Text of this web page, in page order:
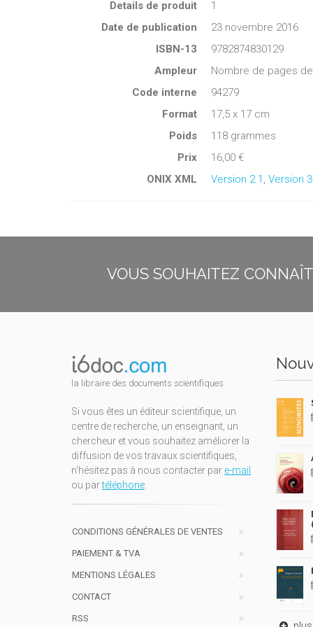
Details de produit
1
Date de publication
23 novembre 2016
ISBN-13
9782874830129
Ampleur
Nombre de pages
Code interne
94279
Format
17,5 x 17 cm
Poids
118 grammes
Prix
16,00 €
ONIX XML
Version 2.1 Version 3
VOUS SOUHAITEZ
la libraire des documents scientifiques
Si vous êtes un éditeur scientifique, un
centre de recherche, un enseignant, un
chercheur et vous souhaitez améliorer la
diffusion de vos travaux scientifiques,
n'hésitez pas à nous contacter par e-mail
ou partéléphone
CONDITIONS GÉNÉRALES DE VENTES
PAIEMENT & TVA
MENTIONS LÉGALES
CONTACT
RSS